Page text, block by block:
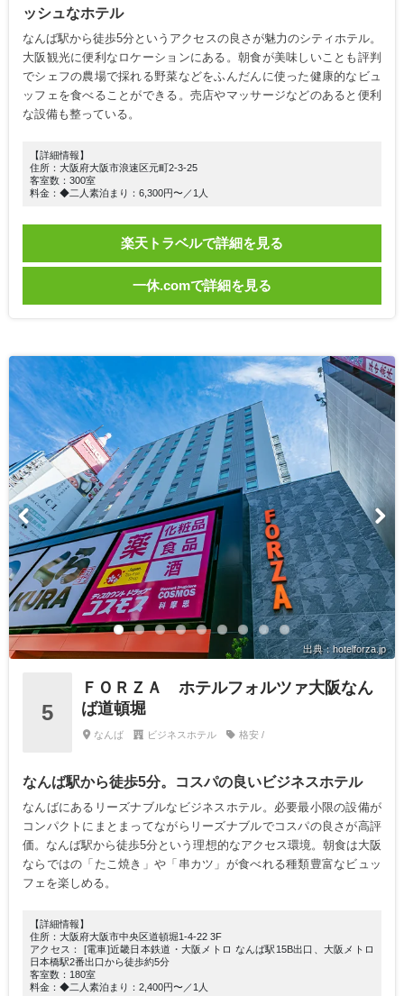
ッシュなホテル
なんば駅から徒歩5分というアクセスの良さが魅力のシティホテル。
大阪観光に便利なロケーションにある。朝食が美味しいことも評判
でシェフの農場で採れる野菜などをふんだんに使った健康的なビュ
ッフェを食べることができる。売店やマッサージなどのあると便利
な設備も整っている。
【詳細情報】
住所：大阪府大阪市浪速区元町2-3-25
客室数：300室
料金：◆二人素泊まり：6,300円〜／1人
楽天トラベルで詳細を見る
一休.comで詳細を見る
出典：hotelforza.jp
5
ＦＯＲＺＡ ホテルフォルツァ大阪なん
ば道頓堀
なんば ビジネスホテル 格安 /
なんば駅から徒歩5分。コスパの良いビジネスホテル
なんばにあるリーズナブルなビジネスホテル。必要最小限の設備が
コンパクトにまとまってながらリーズナブルでコスパの良さが高評
価。なんば駅から徒歩5分という理想的なアクセス環境。朝食は大阪
ならではの「たこ焼き」や「串カツ」が食べれる種類豊富なビュッ
フェを楽しめる。
【詳細情報】
住所：大阪府大阪市中央区道頓堀1-4-22 3F
アクセス： [電車]近畿日本鉄道・大阪メトロ なんば駅15B出口、大阪メトロ
日本橋駅2番出口から徒歩約5分
客室数：180室
料金：◆二人素泊まり：2,400円〜／1人